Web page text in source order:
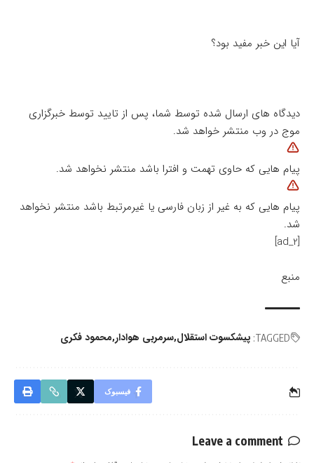
آیا این خبر مفید بود؟
دیدگاه های ارسال شده توسط شما، پس از تایید توسط خبرگزاری
موج در وب منتشر خواهد شد.
پیام هایی که حاوی تهمت و افترا باشد منتشر نخواهد شد.
پیام هایی که به غیر از زبان فارسی یا غیرمرتبط باشد منتشر نخواهد
شد.
[ad_2]
منبع
TAGGED: پیشکسوت استقلال سرمربی هوادار محمود فکری
فیسبوک
Leave a comment